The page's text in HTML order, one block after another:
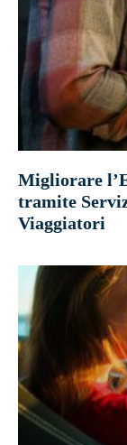
Migliorare
tramite
Viaggiatori